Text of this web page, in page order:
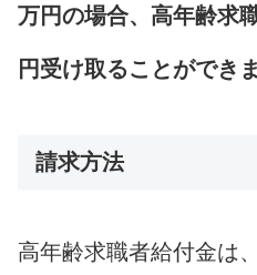
万円の場合、高年齢求
円受け取ることができま
請求方法
高年齢求職者給付金は